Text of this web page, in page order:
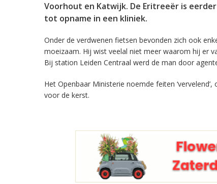
Voorhout en Katwijk. De Eritreeër is
tot opname in een kliniek.
Onder de verdwenen fietsen bevonden zich ook
moeizaam. Hij wist veelal niet meer waarom hij er
Bij station Leiden Centraal werd de man door
Het Openbaar Ministerie noemde feiten
voor de kerst.